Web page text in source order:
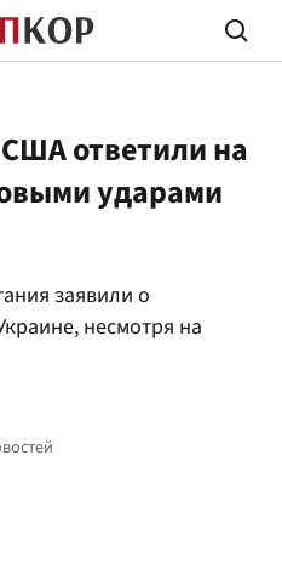
ответили на
ударами
заявили о
несмотря на